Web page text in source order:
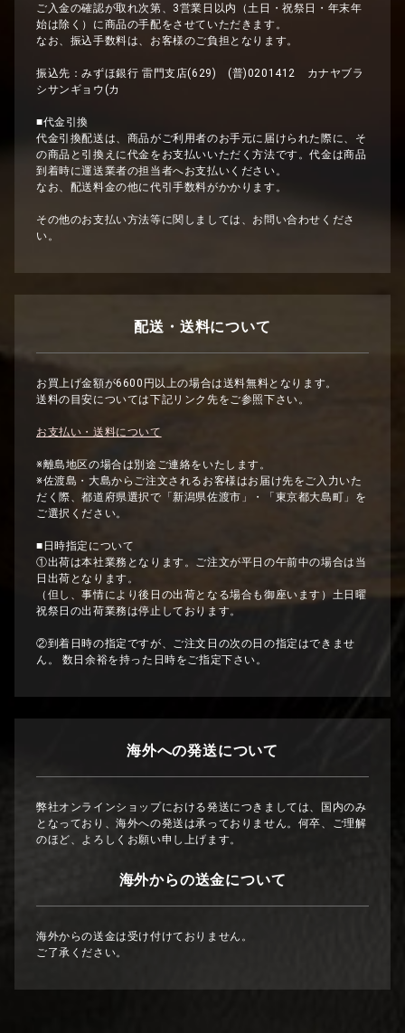
ご入金の確認が取れ次第、3営業日以内（土日・祝祭日・年末年
始は除く）に商品の手配をさせていただきます。
なお、振込手数料は、お客様のご負担となります。
振込先：みずほ銀行 雷門支店(629) (普)0201412 カナヤブラ
シサンギョウ(カ
■代金引換
代金引換配送は、商品がご利用者のお手元に届けられた際に、そ
の商品と引換えに代金をお支払いいただく方法です。代金は商品
到着時に運送業者の担当者へお支払いください。
なお、配送料金の他に代引手数料がかかります。
その他のお支払い方法等に関しましては、お問い合わせくださ
い。
配送・送料について
お買上げ金額が6600円以上の場合は送料無料となります。
送料の目安については下記リンク先をご参照下さい。
お支払い・送料について
※離島地区の場合は別途ご連絡をいたします。
※佐渡島・大島からご注文されるお客様はお届け先をご入力いた
だく際、都道府県選択で「新潟県佐渡市」・「東京都大島町」を
ご選択ください。
■日時指定について
①出荷は本社業務となります。ご注文が平日の午前中の場合は当
日出荷となります。
（但し、事情により後日の出荷となる場合も御座います）土日曜
祝祭日の出荷業務は停止しております。
②到着日時の指定ですが、ご注文日の次の日の指定はできませ
ん。 数日余裕を持った日時をご指定下さい。
海外への発送について
弊社オンラインショップにおける発送につきましては、国内のみ
となっており、海外への発送は承っておりません。何卒、ご理解
のほど、よろしくお願い申し上げます。
海外からの送金について
海外からの送金は受け付けておりません。
ご了承ください。